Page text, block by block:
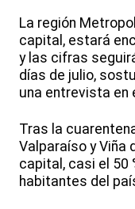
La región
capital, estará
y las cifras
días de julio,
una entrevista en
Tras la
Valparaíso y Viña
capital, casi el 50
habitantes del